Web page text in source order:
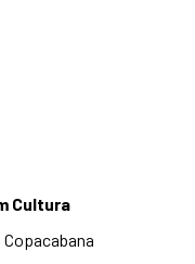
Cultura